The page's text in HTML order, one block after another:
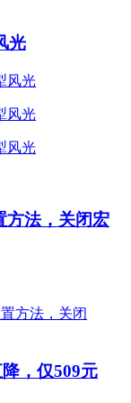
光
方法，关闭宏
，仅509元